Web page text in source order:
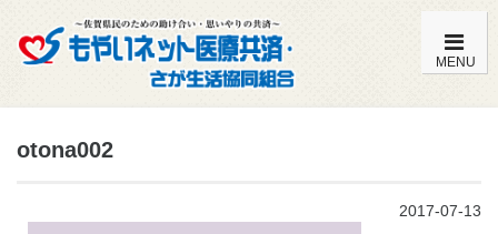
MENU
otona002
2017-07-13